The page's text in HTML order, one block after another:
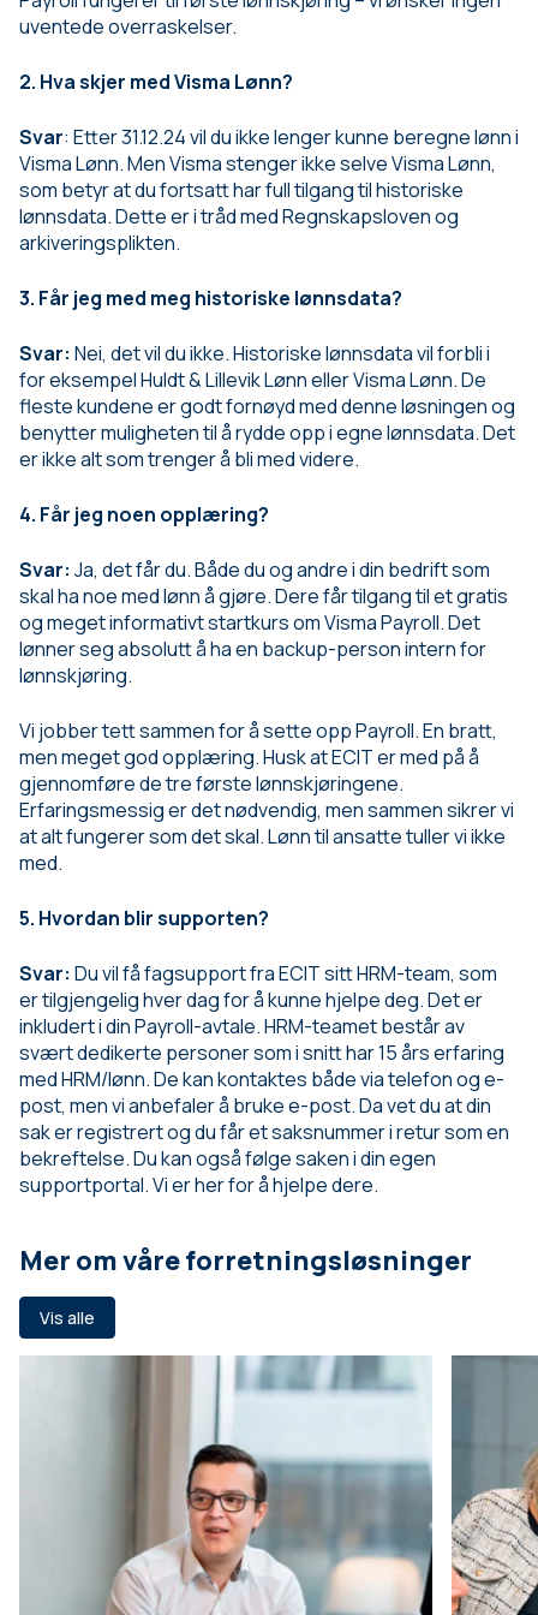
uventede overraskelser.
2. Hva skjer med Visma Lønn?
Svar: Etter 31.12.24 vil du ikke lenger kunne beregne lønn i
Visma Lønn. Men Visma stenger ikke selve Visma Lønn,
som betyr at du fortsatt har full tilgang til historiske
lønnsdata. Dette er i tråd med Regnskapsloven og
arkiveringsplikten.
3. Får jeg med meg historiske lønnsdata?
Svar: Nei, det vil du ikke. Historiske lønnsdata vil forbli i
for eksempel Huldt & Lillevik Lønn eller Visma Lønn. De
fleste kundene er godt fornøyd med denne løsningen og
benytter muligheten til å rydde opp i egne lønnsdata. Det
er ikke alt som trenger å bli med videre.
4. Får jeg noen opplæring?
Svar: Ja, det får du. Både du og andre i din bedrift som
skal ha noe med lønn å gjøre. Dere får tilgang til et gratis
og meget informativt startkurs om Visma Payroll. Det
lønner seg absolutt å ha en backup-person intern for
lønnskjøring.
Vi jobber tett sammen for å sette opp Payroll. En bratt,
men meget god opplæring. Husk at ECIT er med på å
gjennomføre de tre første lønnskjøringene.
Erfaringsmessig er det nødvendig, men sammen sikrer vi
at alt fungerer som det skal. Lønn til ansatte tuller vi ikke
med.
5. Hvordan blir supporten?
Svar: Du vil få fagsupport fra ECIT sitt HRM-team, som
er tilgjengelig hver dag for å kunne hjelpe deg. Det er
inkludert i din Payroll-avtale. HRM-teamet består av
svært dedikerte personer som i snitt har 15 års erfaring
med HRM/lønn. De kan kontaktes både via telefon og e-
post, men vi anbefaler å bruke e-post. Da vet du at din
sak er registrert og du får et saksnummer i retur som en
bekreftelse. Du kan også følge saken i din egen
supportportal. Vi er her for å hjelpe dere.
Mer om våre forretningsløsninger
Vis alle